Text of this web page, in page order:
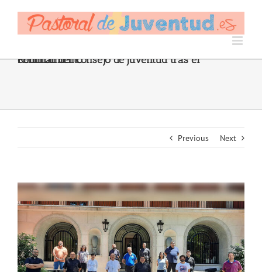
Reunión del Consejo de Juventud tras el confinamiento
Previous Next
View
Larger
Image